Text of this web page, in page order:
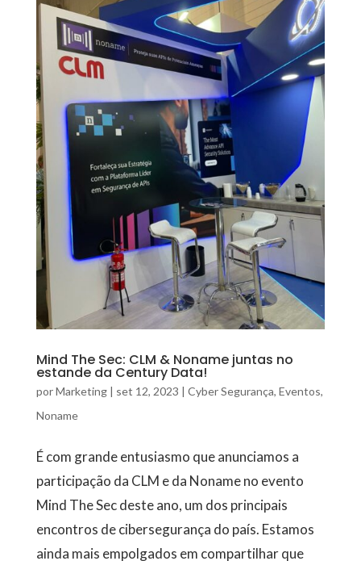
Mind The Sec: CLM & Noname juntas no
estande da Century Data!
porMarketing| set 12, 2023 | Cyber Segurança, Eventos,
Noname
É com grande entusiasmo que anunciamos a
participação da CLM e da Noname no evento
Mind The Sec deste ano, um dos principais
encontros de cibersegurança do país. Estamos
ainda mais empolgados em compartilhar que